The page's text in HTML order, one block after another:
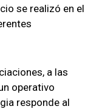
se realizó en el
a las
operativo
responde al